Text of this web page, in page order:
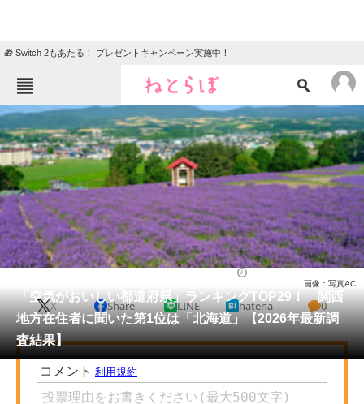
🎁 Switch 2もあたる！ プレゼントキャンペーン実施中！
ねとらぼメニュー
TOP ニュース
エンタメ クイズ
グルメ 地域
住まい 教育・育児
動物 リサーチ
会員記事
メディア
注目記事を集めた総合ページ
ITの今と未来を見通す
「空気がおいしい都道府県」ランキングTOP29！ 関西
地方在住者に聞いた第1位は「北海道」【2026年最新調
査結果】
画像：写真AC
X Share LINE hatena 0